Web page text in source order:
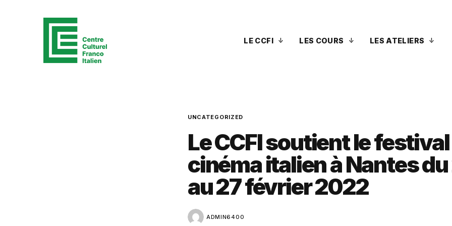
LE CCFI LES COURS LES ATELIERS
UNCATEGORIZED
Le CCFI soutient le
cinéma italien à Nantes
au 27 février 2022
ADMIN6400